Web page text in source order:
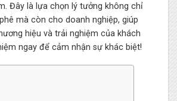
Đây là lựa chọn lý tưởng không chỉ
mà còn cho doanh nghiệp, giúp
hiệu và trải nghiệm của khách
ngay để cảm nhận sự khác biệt!